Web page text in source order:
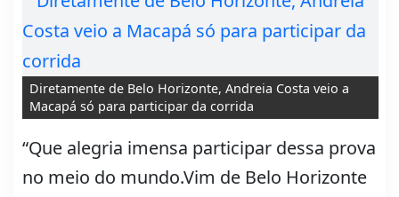
Diretamente de Belo Horizonte, Andreia Costa veio a
Macapá só para participar da corrida
“Que alegria imensa participar dessa prova
no meio do mundo.Vim de Belo Horizonte